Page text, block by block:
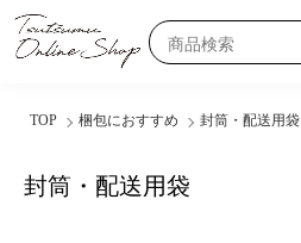
TOP 梱包におすすめ 封筒・配送用袋
封筒・配送用袋